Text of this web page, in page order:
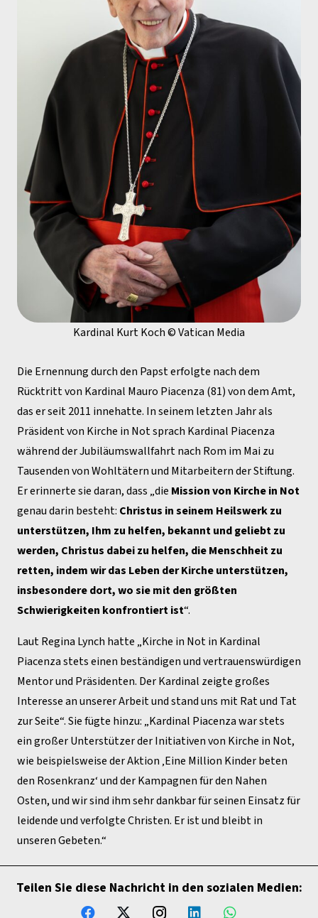
Kardinal Kurt Koch © Vatican Media
Die Ernennung durch den Papst erfolgte nach dem
Rücktritt von Kardinal Mauro Piacenza (81) von dem Amt,
das er seit 2011 innehatte. In seinem letzten Jahr als
Präsident von Kirche in Not sprach Kardinal Piacenza
während der Jubiläumswallfahrt nach Rom im Mai zu
Tausenden von Wohltätern und Mitarbeitern der Stiftung.
Er erinnerte sie daran, dass „die Mission von Kirche in Not
genau darin besteht: Christus in seinem Heilswerk zu
unterstützen, Ihm zu helfen, bekannt und geliebt zu
werden, Christus dabei zu helfen, die Menschheit zu
retten, indem wir das Leben der Kirche unterstützen,
insbesondere dort, wo sie mit den größten
Schwierigkeiten konfrontiert ist“.
Laut Regina Lynch hatte „Kirche in Not in Kardinal
Piacenza stets einen beständigen und vertrauenswürdigen
Mentor und Präsidenten. Der Kardinal zeigte großes
Interesse an unserer Arbeit und stand uns mit Rat und Tat
zur Seite“. Sie fügte hinzu: „Kardinal Piacenza war stets
ein großer Unterstützer der Initiativen von Kirche in Not,
wie beispielsweise der Aktion ‚Eine Million Kinder beten
den Rosenkranz‘ und der Kampagnen für den Nahen
Osten, und wir sind ihm sehr dankbar für seinen Einsatz für
leidende und verfolgte Christen. Er ist und bleibt in
unseren Gebeten.“
Teilen Sie diese Nachricht in den sozialen Medien: